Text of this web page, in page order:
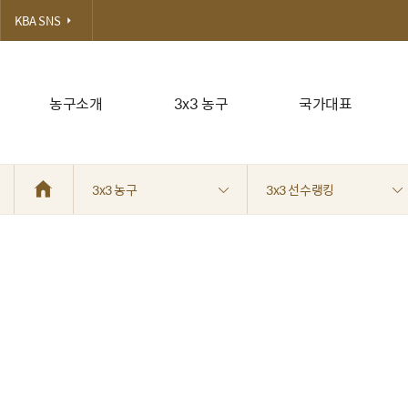
농구소개 3x3 농구 국가대표
KBA SNS
3x3 농구 3x3 선수랭킹